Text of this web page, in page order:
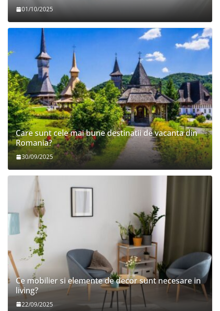
01/10/2025
Care sunt cele mai bune destinatii de vacanta din
Romania?
30/09/2025
Ce mobilier si elemente de decor sunt necesare in
living?
22/09/2025